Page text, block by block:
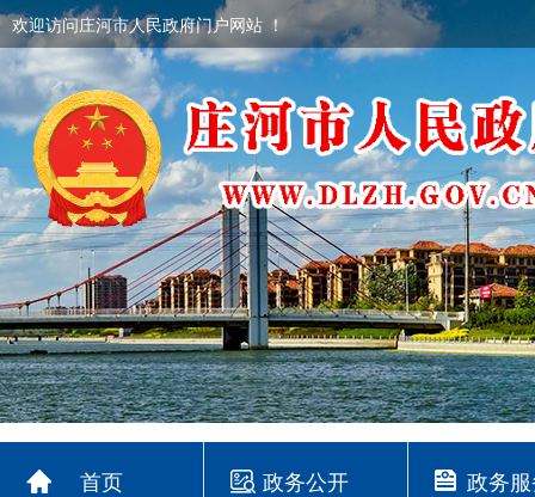
欢迎访问庄河市人民政府门户网站 ！
首页 政务公开 政务